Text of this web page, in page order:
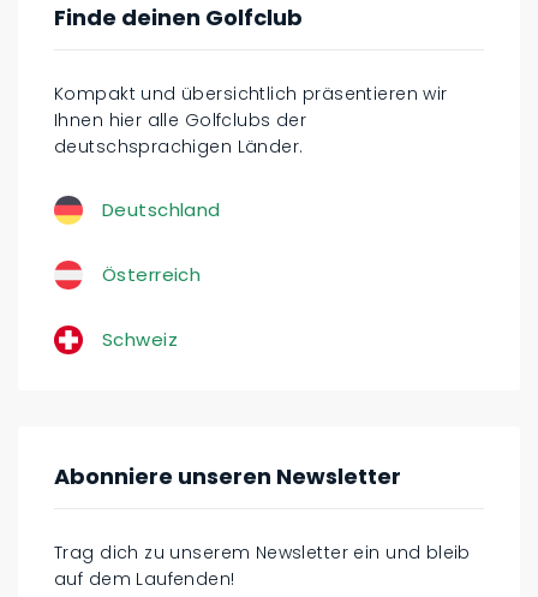
Finde deinen Golfclub
Kompakt und übersichtlich präsentieren wir
Ihnen hier alle Golfclubs der
deutschsprachigen Länder.
Deutschland
Österreich
Schweiz
Abonniere unseren Newsletter
Trag dich zu unserem Newsletter ein und bleib
auf dem Laufenden!